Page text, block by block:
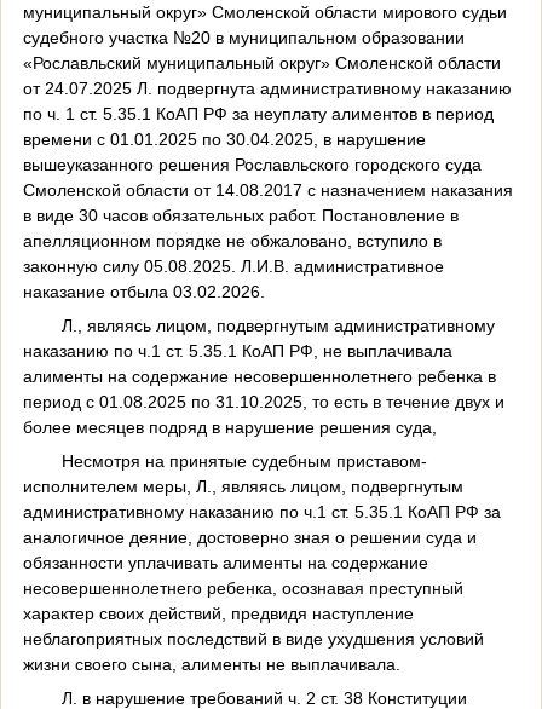
муниципальный округ» Смоленской области мирового судьи
судебного участка №20 в муниципальном образовании
«Рославльский муниципальный округ» Смоленской области
от 24.07.2025 Л. подвергнута административному наказанию
по ч. 1 ст. 5.35.1 КоАП РФ за неуплату алиментов в период
времени с 01.01.2025 по 30.04.2025, в нарушение
вышеуказанного решения Рославльского городского суда
Смоленской области от 14.08.2017 с назначением наказания
в виде 30 часов обязательных работ. Постановление в
апелляционном порядке не обжаловано, вступило в
законную силу 05.08.2025. Л.И.В. административное
наказание отбыла 03.02.2026.
Л., являясь лицом, подвергнутым административному
наказанию по ч.1 ст. 5.35.1 КоАП РФ, не выплачивала
алименты на содержание несовершеннолетнего ребенка в
период с 01.08.2025 по 31.10.2025, то есть в течение двух и
более месяцев подряд в нарушение решения суда,
Несмотря на принятые судебным приставом-
исполнителем меры, Л., являясь лицом, подвергнутым
административному наказанию по ч.1 ст. 5.35.1 КоАП РФ за
аналогичное деяние, достоверно зная о решении суда и
обязанности уплачивать алименты на содержание
несовершеннолетнего ребенка, осознавая преступный
характер своих действий, предвидя наступление
неблагоприятных последствий в виде ухудшения условий
жизни своего сына, алименты не выплачивала.
Л. в нарушение требований ч. 2 ст. 38 Конституции